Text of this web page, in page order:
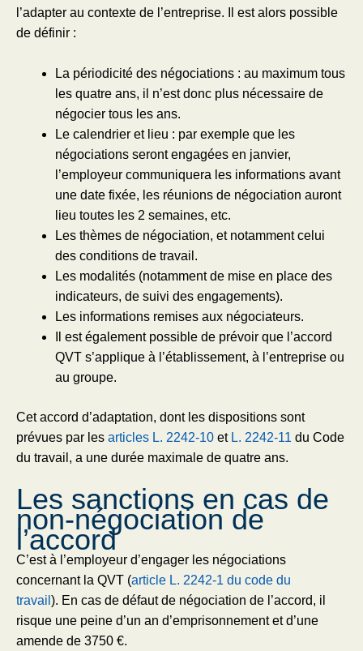
l’adapter au contexte de l’entreprise. Il est alors possible
de définir :
La périodicité des négociations : au maximum tous
les quatre ans, il n’est donc plus nécessaire de
négocier tous les ans.
Le calendrier et lieu : par exemple que les
négociations seront engagées en janvier,
l’employeur communiquera les informations avant
une date fixée, les réunions de négociation auront
lieu toutes les 2 semaines, etc.
Les thèmes de négociation, et notamment celui
des conditions de travail.
Les modalités (notamment de mise en place des
indicateurs, de suivi des engagements).
Les informations remises aux négociateurs.
Il est également possible de prévoir que l’accord
QVT s’applique à l’établissement, à l’entreprise ou
au groupe.
Cet accord d’adaptation, dont les dispositions sont
prévues par les articles L. 2242-10 et L. 2242-11 du Code
du travail, a une durée maximale de quatre ans.
Les sanctions en cas de
non-négociation de
l’accord
C’est à l’employeur d’engager les négociations
concernant la QVT (article L. 2242-1 du code du
travail ). En cas de défaut de négociation de l’accord, il
risque une peine d’un an d’emprisonnement et d’une
amende de 3750 €.